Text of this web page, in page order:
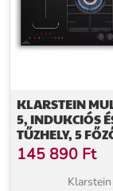
KLARSTEIN
5, INDUKCIÓS
TŰZHELY, 5
3 GÁZÉGŐ, 2
FŐZŐLAP,
145 890 Ft
Klarstein